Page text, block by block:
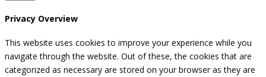
Privacy Overview
This website uses cookies to improve your experience while you
navigate through the website. Out of these, the cookies that are
categorized as necessary are stored on your browser as they are